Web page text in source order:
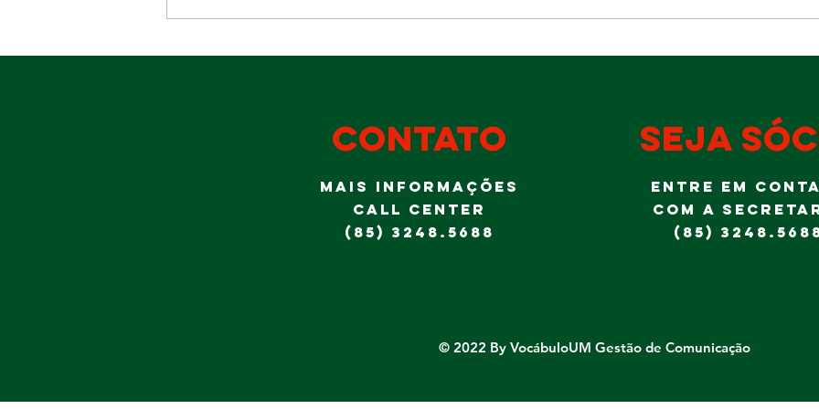
Diversão para
domingo Dia
dos Pais
a
contato
MAIS INFORMAÇÕES
CALL CENTER
(85) 3248.5688
seja
ENTRE EM
COM A
(85)
© 2022 By VocábuloUM Gestão de Comunicação